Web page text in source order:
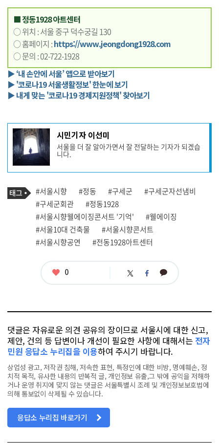
■ 정동1928 아트센터
○ 위치 : 서울 중구 덕수궁길 130
○ 홈페이지 :https://www.jeongdong1928.com
○ 문의 : 02-722-1928
▶ ‘내 손안에 서울’ 앱으로 받아보기
▶ '코로나19 서울생활정보' 한눈에 보기
▶ 내게 맞는 '코로나19 경제지원정책' 찾아보기
기
사
작
성
자
프
필
시민기자 이선미
서울을 더 잘 알아가면서 잘 전달하는 기자가 되겠습
니다.
기
사
관
련
태
그
태
그
#서울시향 #정동 #구세군
#구세군자선냄비
#구세군회관
#정동1928
#서울시향웰에이징콘서트 '기억'
#웰에이징
#서울10대 건축물
#서울시향콘서트
#서울시향공연
#전동1928아트센터
좋
0 트 페 카
댓글은 자유로운 의견 공유의 장이므로 서울시에 대한 신고,
제안, 건의 등 답변이나 개선이 필요한 사항에 대해서는 전자
민원 응답소 누리집을 이용하여 주시기 바랍니다.
상업성 광고, 저작권 침해, 저속한 표현, 특정인에 대한 비방, 명예훼손, 정
치적 목적, 유사한 내용의 반복적 글, 개인정보 유출,그 밖에 공익을 저해하
거나 운영 취지에 맞지 않는 댓글은 서울특별시 조례 및 개인정보보호법에
의해 통보없이 삭제될 수 있습니다.
응답소 누리집 바로가기